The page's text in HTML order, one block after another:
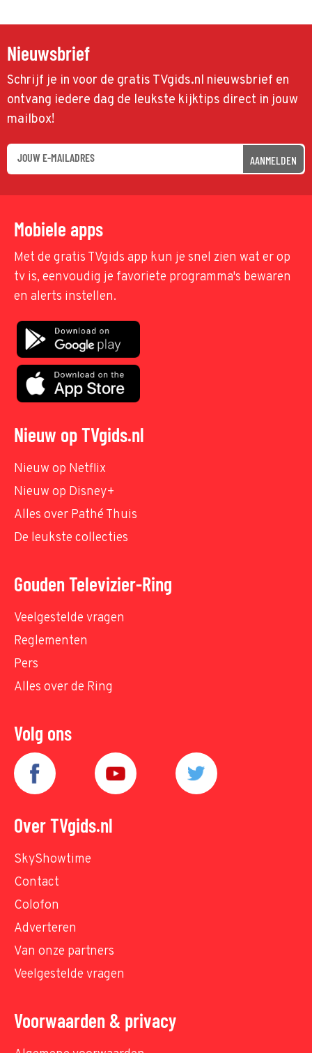
Nieuwsbrief
Schrijf je in voor de gratis TVgids.nl nieuwsbrief en
ontvang iedere dag de leukste kijktips direct in jouw
mailbox!
AANMELDEN
Mobiele apps
Met de gratis TVgids app kun je snel zien wat er op
tv is, eenvoudig je favoriete programma's bewaren
en alerts instellen.
Nieuw op TVgids.nl
Nieuw op Netflix
Nieuw op Disney+
Alles over Pathé Thuis
De leukste collecties
Gouden Televizier-Ring
Veelgestelde vragen
Reglementen
Pers
Alles over de Ring
Volg ons
Over TVgids.nl
SkyShowtime
Contact
Colofon
Adverteren
Van onze partners
Veelgestelde vragen
Voorwaarden & privacy